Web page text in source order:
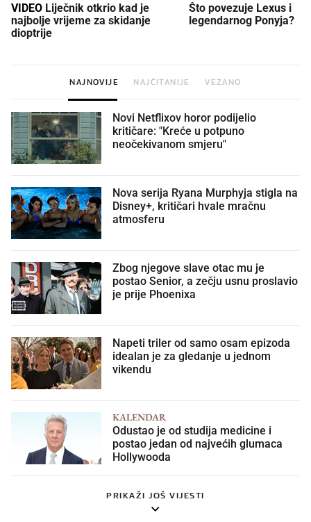
VIDEO
najbolje vrijeme za skidanje
dioptrije
Što povezuje Lexus i
legendarnog Ponyja?
NAJNOVIJE NAJČITANIJE VEZANO
Novi Netflixov horor podijelio
kritičare: "Kreće u potpuno
neočekivanom smjeru"
Nova serija Ryana Murphyja stigla na
Disney+, kritičari hvale mračnu
atmosferu
Zbog njegove slave otac mu je
postao Senior, a zečju usnu proslavio
je prije Phoenixa
Napeti triler od samo osam epizoda
idealan je za gledanje u jednom
vikendu
KALENDAR
Odustao je od studija medicine i
postao jedan od najvećih glumaca
Hollywooda
PRIKAŽI JOŠ VIJESTI